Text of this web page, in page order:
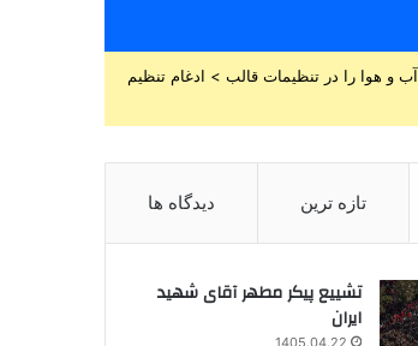
شما باید کلید API آب و هوا را در تنظیمات قالب > ادغام تنظیم
تازه ترین دیدگاه ها
تشییع پیکر مطهر آقای شهید
ایران
1405.04.22